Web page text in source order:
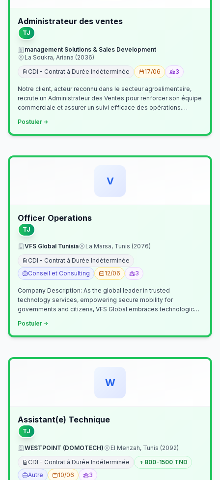
Administrateur des ventes
TJ
management Solutions & Sales Development
La Soukra, Ariana (2036)
CDI - Contrat à Durée Indéterminée
17/06 3
Notre client, acteur reconnu dans le secteur agroalimentaire,
recrute un Administrateur des Ventes pour renforcer son équipe
commerciale et assurer un suivi efficace des opérations.
Postuler
V
Officer Operations
TJ
VFS Global Tunisia
La Marsa, Tunis (2076)
CDI - Contrat à Durée Indéterminée
Conseil et Consulting
12/06 3
Company Description: As the global leader in trusted
technology services, empowering secure mobility for
governments and citizens, VFS Global embraces technological
Postuler
W
Assistant(e) Technique
TJ
WESTPOINT (DOMOTECH)
El Menzah, Tunis (2092)
CDI - Contrat à Durée Indéterminée
800-1500 TND
Autre
10/06 3